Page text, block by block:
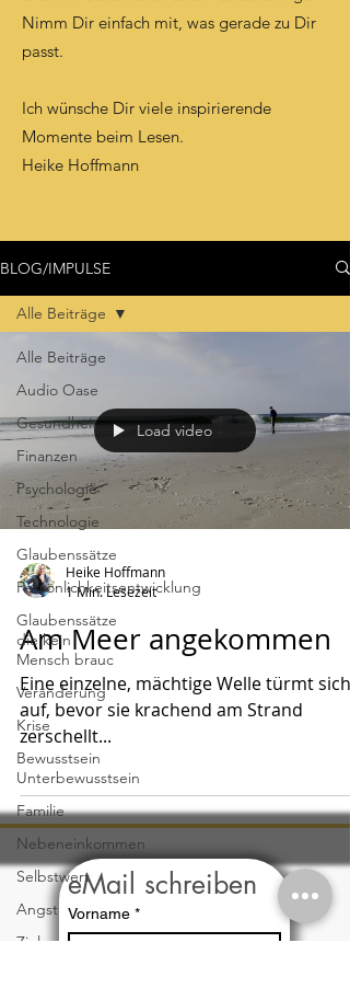
Nimm Dir einfach mit, was gerade zu Dir
passt.
Ich wünsche Dir viele inspirierende
Momente beim Lesen.
Heike Hoffmann
BLOG/IMPULSE
Alle Beiträge
Audio Oase
Gesundheit
Finanzen
Psychologie
Technologie
Glaubenssätze
Persönlichkeitsentwicklung
Glaubenssätze
die kein
Mensch brauc
Veränderung
Krise
Bewusstsein
Unterbewusstsein
Familie
Nebeneinkommen
Selbstwert
Angst
Ziele
Alle Beiträge
Load video
Heike Hoffmann
1 Min. Lesezeit
Am Meer angekommen
Eine einzelne, mächtige Welle türmt sich
auf, bevor sie krachend am Strand
zerschellt...
eMail schreiben
Vorname *